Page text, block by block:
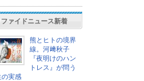
ファイドニュース新着
熊とヒトの境界
線。河﨑秋子
『夜明けのハン
トレス』が問う
の実感